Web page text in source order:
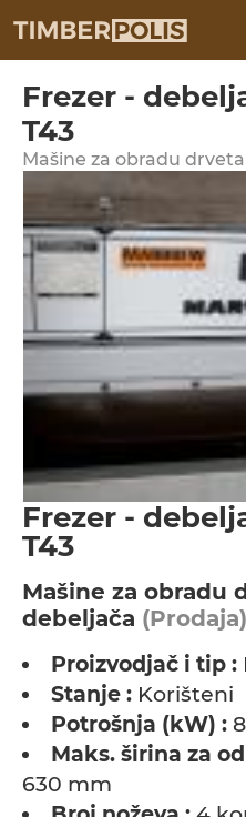
Frezer -
T43
Мašine za obradu drveta
Frezer -
T43
Мašine za obradu
debeljača (Prodaja)
Proizvodjač i tip :
Stanje : Korišteni
Potrošnja (kW) :
Maks. širina za
630 mm